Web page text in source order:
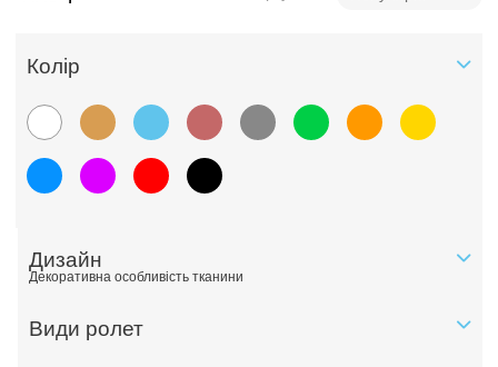
Колiр
Дизайн
Декоративна особливість тканини
Види ролет